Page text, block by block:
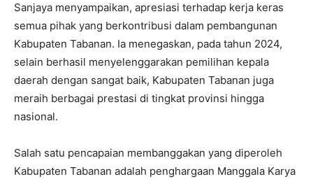
Sanjaya menyampaikan, apresiasi terhadap kerja keras
semua pihak yang berkontribusi dalam pembangunan
Kabupaten Tabanan. Ia menegaskan, pada tahun 2024,
selain berhasil menyelenggarakan pemilihan kepala
daerah dengan sangat baik, Kabupaten Tabanan juga
meraih berbagai prestasi di tingkat provinsi hingga
nasional.
Salah satu pencapaian membanggakan yang diperoleh
Kabupaten Tabanan adalah penghargaan Manggala Karya